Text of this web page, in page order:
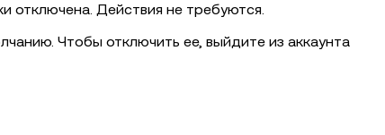
отключена. Действия не требуются.
Чтобы отключить ее, выйдите из аккаунта